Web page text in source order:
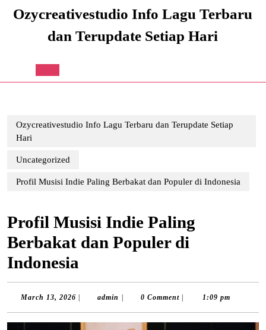
Ozycreativestudio Info Lagu Terbaru
dan Terupdate Setiap Hari
Open
Ozycreativestudio Info Lagu Terbaru dan Terupdate Setiap
Hari
Uncategorized
Profil Musisi Indie Paling Berbakat dan Populer di Indonesia
Profil Musisi Indie Paling
Berbakat dan Populer di
Indonesia
March 13, 2026 Marchadmin admin 0 Comment 1:09 pm